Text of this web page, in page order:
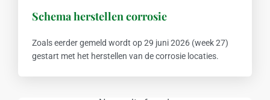
Schema herstellen corrosie
Zoals eerder gemeld wordt op 29 juni 2026 (week 27)
gestart met het herstellen van de corrosie locaties.